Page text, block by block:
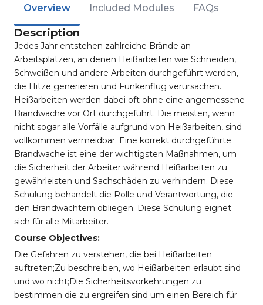
Overview Included Modules FAQs
Description
Jedes Jahr entstehen zahlreiche Brände an
Arbeitsplätzen, an denen Heißarbeiten wie Schneiden,
Schweißen und andere Arbeiten durchgeführt werden,
die Hitze generieren und Funkenflug verursachen.
Heißarbeiten werden dabei oft ohne eine angemessene
Brandwache vor Ort durchgeführt. Die meisten, wenn
nicht sogar alle Vorfälle aufgrund von Heißarbeiten, sind
vollkommen vermeidbar. Eine korrekt durchgeführte
Brandwache ist eine der wichtigsten Maßnahmen, um
die Sicherheit der Arbeiter während Heißarbeiten zu
gewährleisten und Sachschäden zu verhindern. Diese
Schulung behandelt die Rolle und Verantwortung, die
den Brandwächtern obliegen. Diese Schulung eignet
sich für alle Mitarbeiter.
Course Objectives:
Die Gefahren zu verstehen, die bei Heißarbeiten
auftreten;Zu beschreiben, wo Heißarbeiten erlaubt sind
und wo nicht;Die Sicherheitsvorkehrungen zu
bestimmen die zu ergreifen sind um einen Bereich für